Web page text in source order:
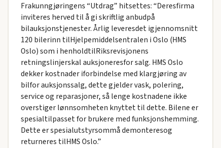
Frakunngjøringens “Utdrag” hitsettes: “Deresfirma
inviteres herved til å gi skriftlig anbudpå
bilauksjonstjenester. Årlig leveresdet igjennomsnitt
120 bilerinn tilHjelpemiddelsentralen i Oslo (HMS
Oslo) som i henholdtilRiksrevisjonens
retningslinjerskal auksjoneresfor salg. HMS Oslo
dekker kostnader iforbindelse med klargjøring av
bilfor auksjonssalg, dette gjelder vask, polering,
service og reparasjoner, så lenge kostnadene ikke
overstiger lønnsomheten knyttet til dette. Bilene er
spesialtilpasset for brukere med funksjonshemming.
Dette er spesialutstyrsommå demonteresog
returneres tilHMS Oslo.”